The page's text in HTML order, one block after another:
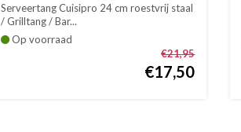
Serveertang Cuisipro 24 cm roestvrij staal
/ Grilltang / Bar...
Op voorraad
€21,95
€17,50